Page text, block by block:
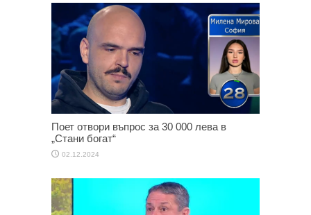
Поет отвори въпрос за 30 000 лева в
„Стани богат“
02.12.2024